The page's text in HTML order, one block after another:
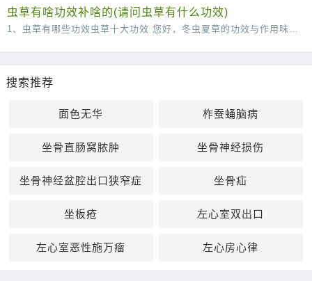
虫草有啥功效补啥的(请问虫草有什么功效)
1、虫草有哪些功效虫草十大功效 您好，冬虫夏草的功效与作用味甘，性平。能补肾壮阳，补肺平喘，止血化痰。用于肾虚阳痿，遗精，头昏耳鸣；肺虚或肺肾两虚，喘咳短气，或咳血；体虚自汗，畏风。1
搜索推荐
面色无华 柞蚕蛹脑病
坐骨直肠窝脓肿 坐骨神经损伤
坐骨神经盆腔出口狭窄症 坐骨疝
坐板疮 左心室双出口
左心室恶性施万瘤 左心房心律